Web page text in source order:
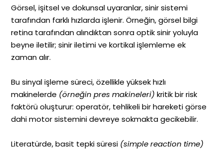
Görsel, işitsel ve dokunsal uyaranlar, sinir sistemi
tarafından farklı hızlarda işlenir. Örneğin, görsel bilgi
retina tarafından alındıktan sonra optik sinir yoluyla
beyne iletilir; sinir iletimi ve kortikal işlemleme ek
zaman alır.
Bu sinyal işleme süreci, özellikle yüksek hızlı
makinelerde (örneğin pres makineleri) kritik bir risk
faktörü oluşturur: operatör, tehlikeli bir hareketi görse
dahi motor sistemini devreye sokmakta gecikebilir.
Literatürde, basit tepki süresi (simple reaction time)